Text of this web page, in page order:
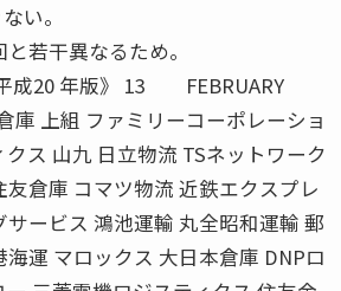
い。
若干異なるため。
成20 年版》 13 FEBRUARY
庫 上組 ファミリーコーポレーショ
ス 山九 日立物流 TSネットワーク
倉庫 コマツ物流 近鉄エクスプレ
サービス 鴻池運輸 丸全昭和運輸 郵
運 マロックス 大日本倉庫 DNPロ